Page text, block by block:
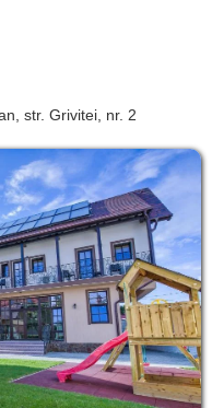
, str. Grivitei, nr. 2